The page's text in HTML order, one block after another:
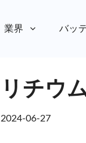
業界 バッ
リチウ
2024-06-27